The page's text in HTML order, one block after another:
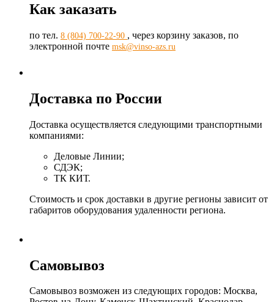
Как заказать
по тел. 8 (804) 700-22-90 , через корзину заказов, по
электронной почте msk@vinso-azs.ru
Доставка по России
Доставка осуществляется следующими транспортными
компаниями:
Деловые Линии;
СДЭК;
ТК КИТ.
Стоимость и срок доставки в другие регионы зависит от
габаритов оборудования удаленности региона.
Самовывоз
Самовывоз возможен из следующих городов: Москва,